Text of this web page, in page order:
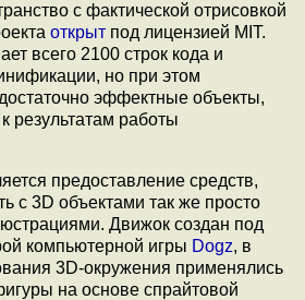
с фактической отрисовкой
открыт под лицензией MIT.
всего 2100 строк кода и
но при этом
эффектные объекты,
результатам работы
предоставление средств,
с 3D объектами так же просто
Движок создан под
компьютерной игры Dogz, в
3D-окружения применялись
на основе спрайтовой